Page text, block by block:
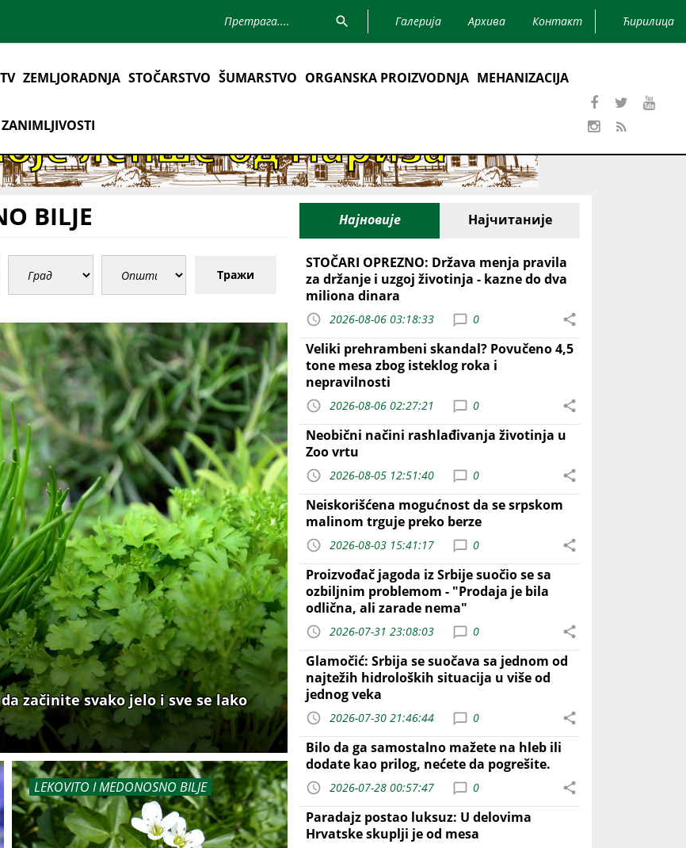
Галерија Архива Контакт Ћирилица
ZEMLJORADNJA STOČARSTVO ŠUMARSTVO ORGANSKA PROIZVODNJA MEHANIZACIJA
ZANIMLJIVOSTI
BILJE
Тражи
začinite svako jelo i sve se lako
LEKOVITO I MEDONOSNO BILJE
Најновије Најчитаније
STOČARI OPREZNO: Država menja pravila
za držanje i uzgoj životinja - kazne do dva
miliona dinara
2026-08-06 03:18:33 0
Veliki prehrambeni skandal? Povučeno 4,5
tone mesa zbog isteklog roka i
nepravilnosti
2026-08-06 02:27:21 0
Neobični načini rashlađivanja životinja u
Zoo vrtu
2026-08-05 12:51:40 0
Neiskorišćena mogućnost da se srpskom
malinom trguje preko berze
2026-08-03 15:41:17 0
Proizvođač jagoda iz Srbije suočio se sa
ozbiljnim problemom - "Prodaja je bila
odlična, ali zarade nema"
2026-07-31 23:08:03 0
Glamočić: Srbija se suočava sa jednom od
najtežih hidroloških situacija u više od
jednog veka
2026-07-30 21:46:44 0
Bilo da ga samostalno mažete na hleb ili
dodate kao prilog, nećete da pogrešite.
2026-07-28 00:57:47 0
Paradajz postao luksuz: U delovima
Hrvatske skuplji je od mesa